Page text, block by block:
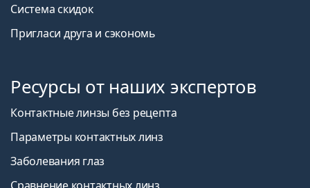
Система скидок
Пригласи друга и сэкономь
Ресурсы от наших экспертов
Контактные линзы без рецепта
Параметры контактных линз
Заболевания глаз